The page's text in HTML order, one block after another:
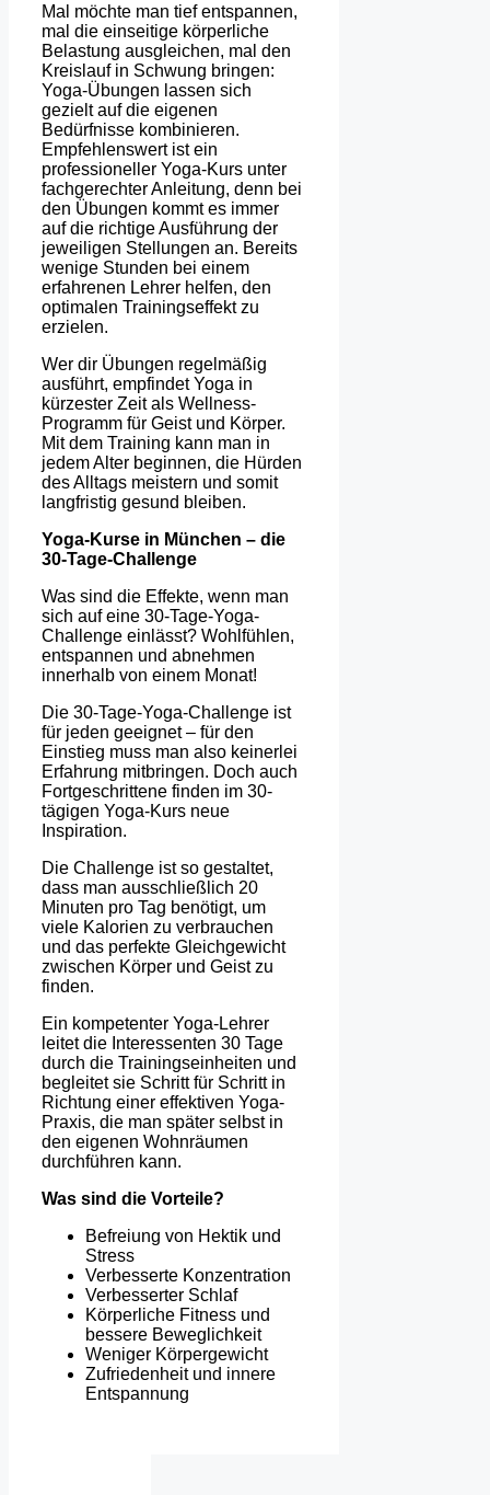
Mal möchte man tief entspannen,
mal die einseitige körperliche
Belastung ausgleichen, mal den
Kreislauf in Schwung bringen:
Yoga-Übungen lassen sich
gezielt auf die eigenen
Bedürfnisse kombinieren.
Empfehlenswert ist ein
professioneller Yoga-Kurs unter
fachgerechter Anleitung, denn bei
den Übungen kommt es immer
auf die richtige Ausführung der
jeweiligen Stellungen an. Bereits
wenige Stunden bei einem
erfahrenen Lehrer helfen, den
optimalen Trainingseffekt zu
erzielen.
Wer dir Übungen regelmäßig
ausführt, empfindet Yoga in
kürzester Zeit als Wellness-
Programm für Geist und Körper.
Mit dem Training kann man in
jedem Alter beginnen, die Hürden
des Alltags meistern und somit
langfristig gesund bleiben.
Yoga-Kurse in München – die
30-Tage-Challenge
Was sind die Effekte, wenn man
sich auf eine 30-Tage-Yoga-
Challenge einlässt? Wohlfühlen,
entspannen und abnehmen
innerhalb von einem Monat!
Die 30-Tage-Yoga-Challenge ist
für jeden geeignet – für den
Einstieg muss man also keinerlei
Erfahrung mitbringen. Doch auch
Fortgeschrittene finden im 30-
tägigen Yoga-Kurs neue
Inspiration.
Die Challenge ist so gestaltet,
dass man ausschließlich 20
Minuten pro Tag benötigt, um
viele Kalorien zu verbrauchen
und das perfekte Gleichgewicht
zwischen Körper und Geist zu
finden.
Ein kompetenter Yoga-Lehrer
leitet die Interessenten 30 Tage
durch die Trainingseinheiten und
begleitet sie Schritt für Schritt in
Richtung einer effektiven Yoga-
Praxis, die man später selbst in
den eigenen Wohnräumen
durchführen kann.
Was sind die Vorteile?
Befreiung von Hektik und
Stress
Verbesserte Konzentration
Verbesserter Schlaf
Körperliche Fitness und
bessere Beweglichkeit
Weniger Körpergewicht
Zufriedenheit und innere
Entspannung